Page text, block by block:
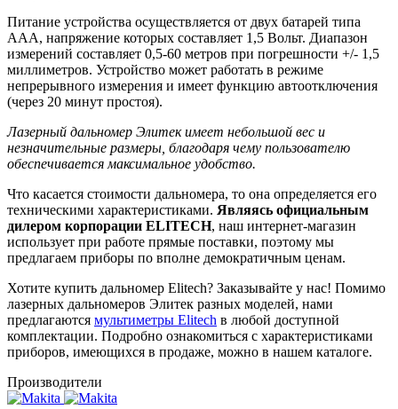
Питание устройства осуществляется от двух батарей типа
ААА, напряжение которых составляет 1,5 Вольт. Диапазон
измерений составляет 0,5-60 метров при погрешности +/- 1,5
миллиметров. Устройство может работать в режиме
непрерывного измерения и имеет функцию автоотключения
(через 20 минут простоя).
Лазерный дальномер Элитек имеет небольшой вес и
незначительные размеры, благодаря чему пользователю
обеспечивается максимальное удобство.
Что касается стоимости дальномера, то она определяется его
техническими характеристиками. Являясь официальным
дилером корпорации ELITECH, наш интернет-магазин
использует при работе прямые поставки, поэтому мы
предлагаем приборы по вполне демократичным ценам.
Хотите купить дальномер Elitech? Заказывайте у нас! Помимо
лазерных дальномеров Элитек разных моделей, нами
предлагаются мультиметры Elitech в любой доступной
комплектации. Подробно ознакомиться с характеристиками
приборов, имеющихся в продаже, можно в нашем каталоге.
Производители